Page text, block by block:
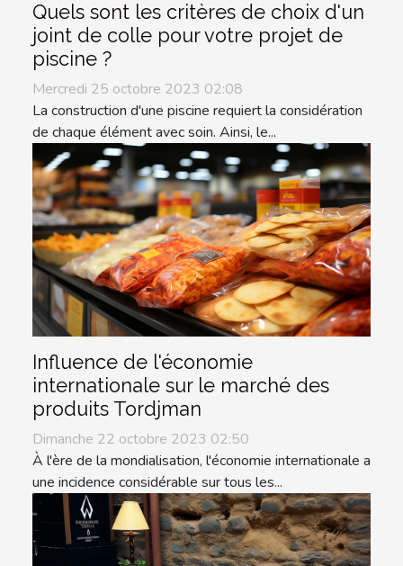
Quels sont les critères de choix d'un
joint de colle pour votre projet de
piscine ?
Mercredi 25 octobre 2023 02:08
La construction d'une piscine requiert la considération
de chaque élément avec soin. Ainsi, le...
Influence de l'économie
internationale sur le marché des
produits Tordjman
Dimanche 22 octobre 2023 02:50
À l'ère de la mondialisation, l'économie internationale a
une incidence considérable sur tous les...